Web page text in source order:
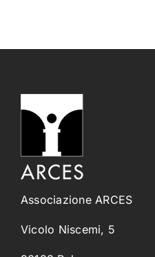
Associazione ARCES
Vicolo Niscemi, 5